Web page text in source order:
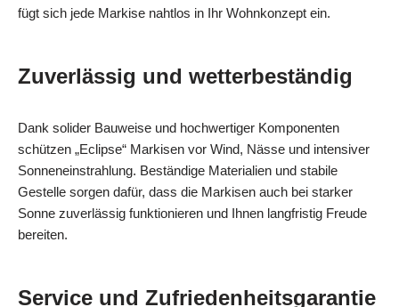
fügt sich jede Markise nahtlos in Ihr Wohnkonzept ein.
Zuverlässig und wetterbeständig
Dank solider Bauweise und hochwertiger Komponenten
schützen „Eclipse“ Markisen vor Wind, Nässe und intensiver
Sonneneinstrahlung. Beständige Materialien und stabile
Gestelle sorgen dafür, dass die Markisen auch bei starker
Sonne zuverlässig funktionieren und Ihnen langfristig Freude
bereiten.
Service und Zufriedenheitsgarantie